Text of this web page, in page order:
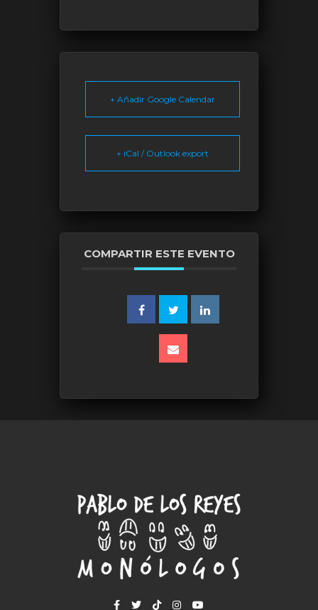
+ Añadir Google Calendar
+ iCal / Outlook export
COMPARTIR ESTE EVENTO